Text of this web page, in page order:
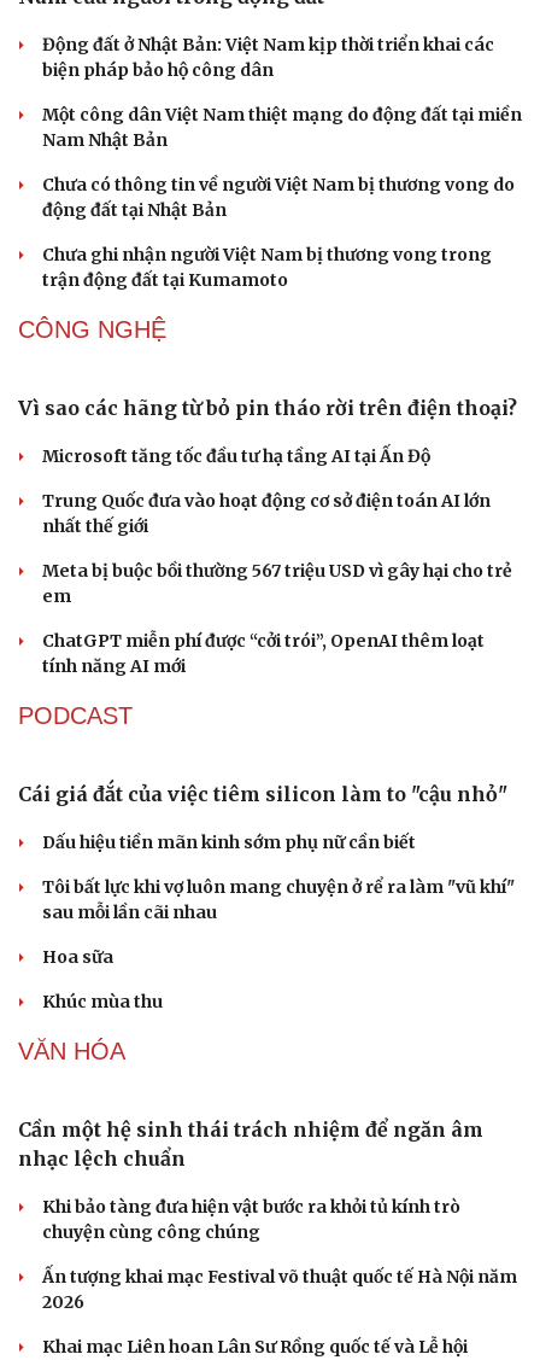
Ăn sạch sống khỏe
Động đất ở Nhật Bản: Việt Nam kịp thời triển khai các
biện pháp bảo hộ công dân
Một công dân Việt Nam thiệt mạng do động đất tại miền
Nam Nhật Bản
Chưa có thông tin về người Việt Nam bị thương vong do
động đất tại Nhật Bản
Chưa ghi nhận người Việt Nam bị thương vong trong
trận động đất tại Kumamoto
CÔNG NGHỆ
Vì sao các hãng từ bỏ pin tháo rời trên điện thoại?
Microsoft tăng tốc đầu tư hạ tầng AI tại Ấn Độ
Trung Quốc đưa vào hoạt động cơ sở điện toán AI lớn
nhất thế giới
Meta bị buộc bồi thường 567 triệu USD vì gây hại cho trẻ
em
ChatGPT miễn phí được “cởi trói”, OpenAI thêm loạt
tính năng AI mới
PODCAST
Cái giá đắt của việc tiêm silicon làm to "cậu nhỏ"
Dấu hiệu tiền mãn kinh sớm phụ nữ cần biết
Tôi bất lực khi vợ luôn mang chuyện ở rể ra làm "vũ khí"
sau mỗi lần cãi nhau
Hoa sữa
Khúc mùa thu
VĂN HÓA
Cần một hệ sinh thái trách nhiệm để ngăn âm
nhạc lệch chuẩn
Khi bảo tàng đưa hiện vật bước ra khỏi tủ kính trò
chuyện cùng công chúng
Ấn tượng khai mạc Festival võ thuật quốc tế Hà Nội năm
2026
Khai mạc Liên hoan Lân Sư Rồng quốc tế và Lễ hội